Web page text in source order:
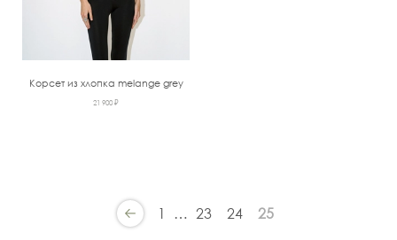
Корсет из хлопка melange grey
21 900 ₽
1 … 23 24 25